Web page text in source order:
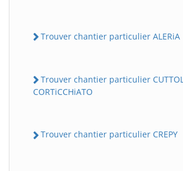
Trouver chantier particulier ALERiA
Trouver chantier particulier
CORTiCCHiATO
Trouver chantier particulier CREPY